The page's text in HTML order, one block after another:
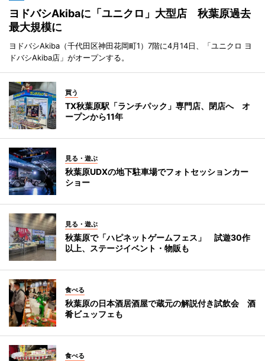
ヨドバシAkibaに「ユニクロ」大型店 秋葉原過去
最大規模に
ヨドバシAkiba（千代田区神田花岡町1）7階に4月14日、「ユニクロ ヨ
ドバシAkiba店」がオープンする。
買う
TX秋葉原駅「ランチパック」専門店、閉店へ オ
ープンから11年
見る・遊ぶ
秋葉原UDXの地下駐車場でフォトセッションカー
ショー
見る・遊ぶ
秋葉原で「ハピネットゲームフェス」 試遊30作
以上、ステージイベント・物販も
食べる
秋葉原の日本酒居酒屋で蔵元の解説付き試飲会 酒
肴ビュッフェも
食べる